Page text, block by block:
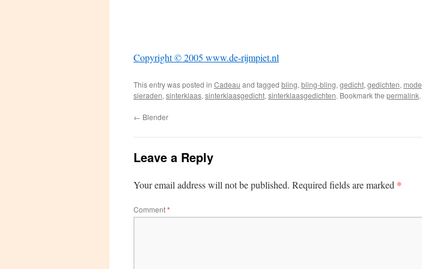
Copyright © 2005 www.de-rijmpiet.nl
This entry was posted in Cadeau and tagged bling, bling-bling, gedicht, gedichten, mode
sieraden, sinterklaas, sinterklaasgedicht, sinterklaasgedichten. Bookmark the permalink.
← Blender
Leave a Reply
Your email address will not be published. Required fields are marked *
Comment*